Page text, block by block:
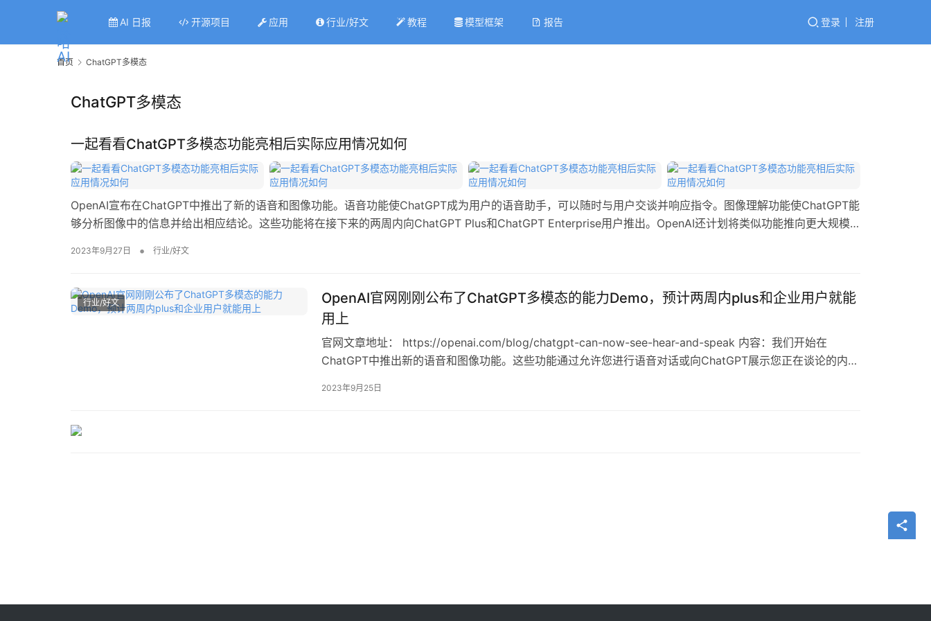
AI 日报 开源项目 应用 行业/好文 教程 模型框架 报告 登录 注册
首页 ChatGPT多模态
ChatGPT多模态
一起看看ChatGPT多模态功能亮相后实际应用情况如何
OpenAI宣布在ChatGPT中推出了新的语音和图像功能。语音功能使ChatGPT成为用户的语音助手，可以随时与用户交谈并响应指令。图像理解功能使ChatGPT能
够分析图像中的信息并给出相应结论。这些功能将在接下来的两周内向ChatGPT Plus和ChatGPT Enterprise用户推出。OpenAI还计划将类似功能推向更大规模
2023年9月27日 • 行业/好文
行业/好文
OpenAI官网刚刚公布了ChatGPT多模态的能力Demo，预计两周内plus和企业用户就能
用上
官网文章地址： https://openai.com/blog/chatgpt-can-now-see-hear-and-speak 内容：我们开始在
ChatGPT中推出新的语音和图像功能。这些功能通过允许您进行语音对话或向ChatGPT展示您正在谈论的内
2023年9月25日